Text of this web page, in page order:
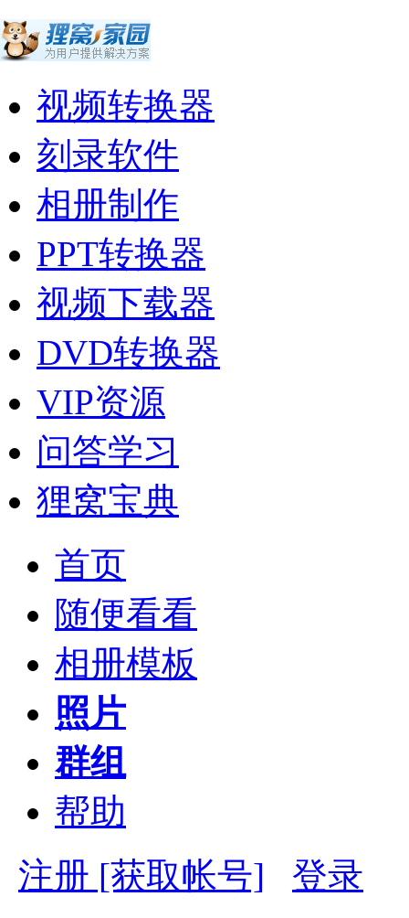
视频转换器
刻录软件
相册制作
PPT转换器
视频下载器
DVD转换器
VIP资源
问答学习
狸窝宝典
首页
随便看看
相册模板
照片
群组
帮助
注册 [获取帐号]
登录